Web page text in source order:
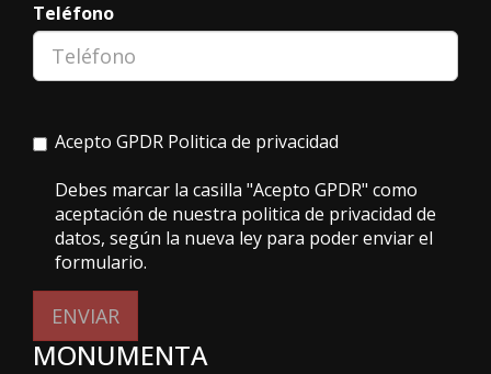
Teléfono
Acepto GPDR Politica de privacidad
Debes marcar la casilla "Acepto GPDR" como
aceptación de nuestra politica de privacidad de
datos, según la nueva ley para poder enviar el
formulario.
ENVIAR
MONUMENTA